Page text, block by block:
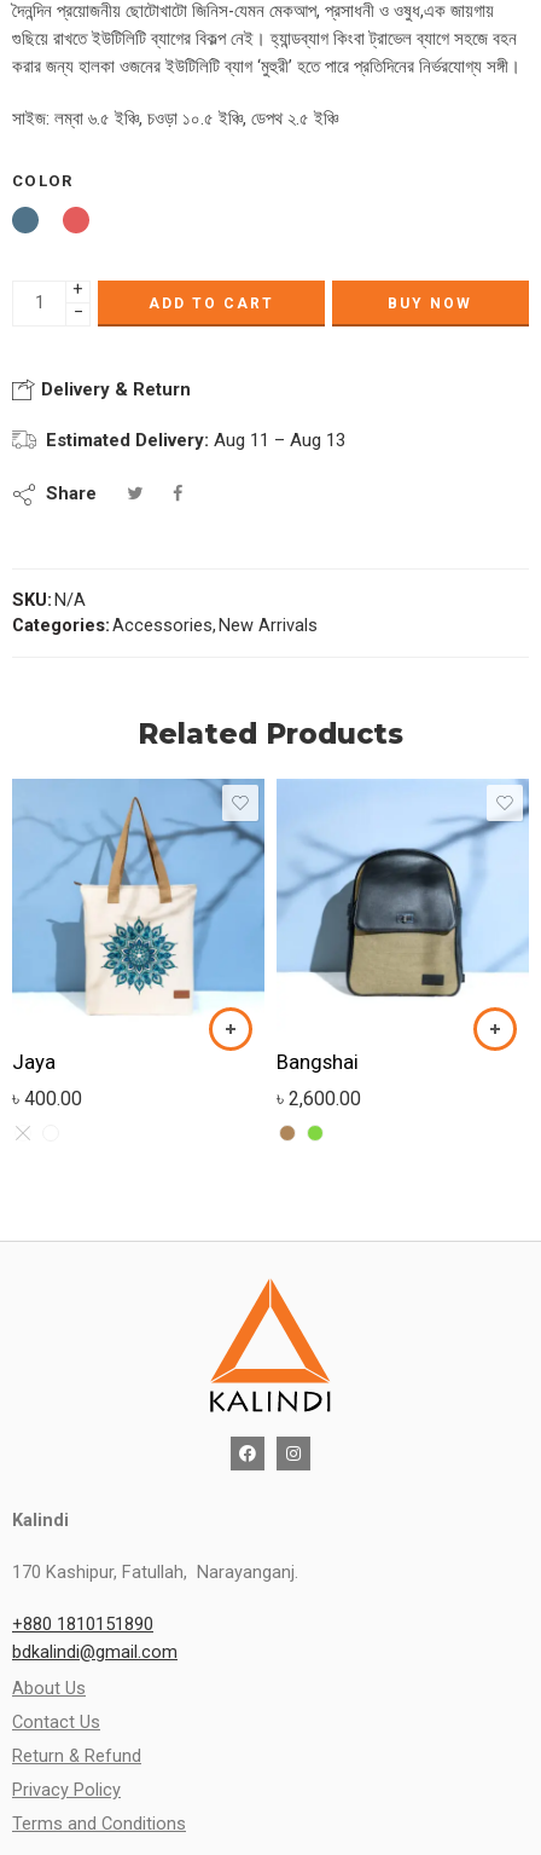
দৈনন্দিন প্রয়োজনীয় ছোটোখাটো জিনিস-যেমন মেকআপ, প্রসাধনী ও ওষুধ,এক জায়গায়
গুছিয়ে রাখতে ইউটিলিটি ব্যাগের বিকল্প নেই। হ্যান্ডব্যাগ কিংবা ট্রাভেল ব্যাগে সহজে বহন
করার জন্য হালকা ওজনের ইউটিলিটি ব্যাগ ‘মুহুরী’ হতে পারে প্রতিদিনের নির্ভরযোগ্য সঙ্গী।
সাইজ: লম্বা ৬.৫ ইঞ্চি, চওড়া ১০.৫ ইঞ্চি, ডেপথ ২.৫ ইঞ্চি
COLOR
+
−
ADD TO CART BUY NOW
Delivery & Return
Estimated Delivery: Aug 11 – Aug 13
Share
SKU: N/A
Categories:Accessories, New Arrivals
Related Products
Jaya
৳ 400.00
Bangshai
৳ 2,600.00
Kalindi
170 Kashipur, Fatullah, Narayanganj.
+880 1810151890
bdkalindi@gmail.com
About Us
Contact Us
Return & Refund
Privacy Policy
Terms and Conditions